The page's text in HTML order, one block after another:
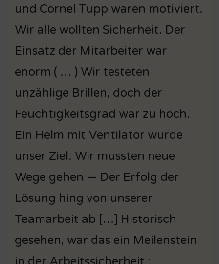
und Cornel Tupp waren motiviert.
Wir alle wollten Sicherheit. Der
Einsatz der Mitarbeiter war
enorm ( … ) Wir testeten
unzählige Brillen, doch der
Feuchtigkeitsgrad war zu hoch.
Ein Helm mit Ventilator wurde
unser Ziel. Wir mussten neue
Wege gehen — Der Erfolg der
Lösung hing von unserer
Teamarbeit ab […] Historisch
gesehen, war das ein Meilenstein